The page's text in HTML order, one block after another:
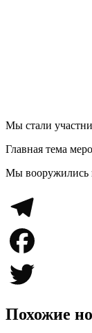
Мы стали
Главная тема
Мы вооружились
Telegram
Facebook
Twitter
Похожие